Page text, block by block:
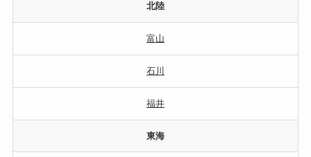
北陸
富山
石川
福井
東海